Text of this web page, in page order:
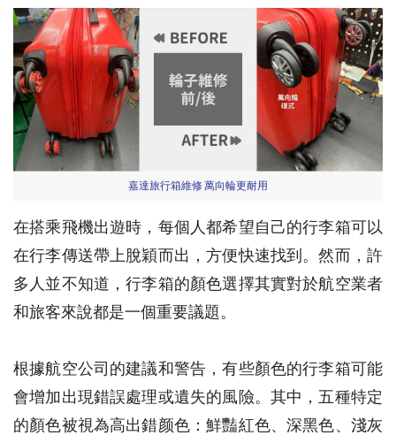
嘉達旅行箱維修 萬向輪更耐用
在搭乘飛機出遊時，每個人都希望自己的行李箱可以
在行李傳送帶上脫穎而出，方便快速找到。然而，許
多人並不知道，行李箱的顏色選擇其實對於航空業者
和旅客來說都是一個重要議題。
根據航空公司的建議和警告，有些顏色的行李箱可能
會增加出現錯誤處理或遺失的風險。其中，五種特定
的顏色被視為高出錯颜色：鮮豔紅色、深黑色、淺灰